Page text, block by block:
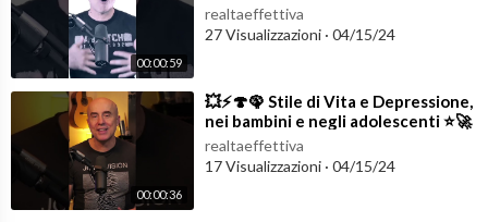
00:00:59
realtaeffettiva
27 Visualizzazioni · 04/15/24
00:00:36
⁣💥⚡️🍄🦚 Stile di Vita e Depressione,
nei bambini e negli adolescenti ⭐️🚀
#shorts #lifestyle
realtaeffettiva
17 Visualizzazioni · 04/15/24